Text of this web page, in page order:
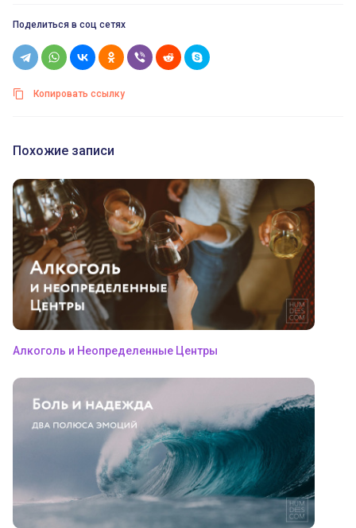
Поделиться в соц сетях
Копировать ссылку
Похожие записи
Алкоголь и Неопределенные Центры